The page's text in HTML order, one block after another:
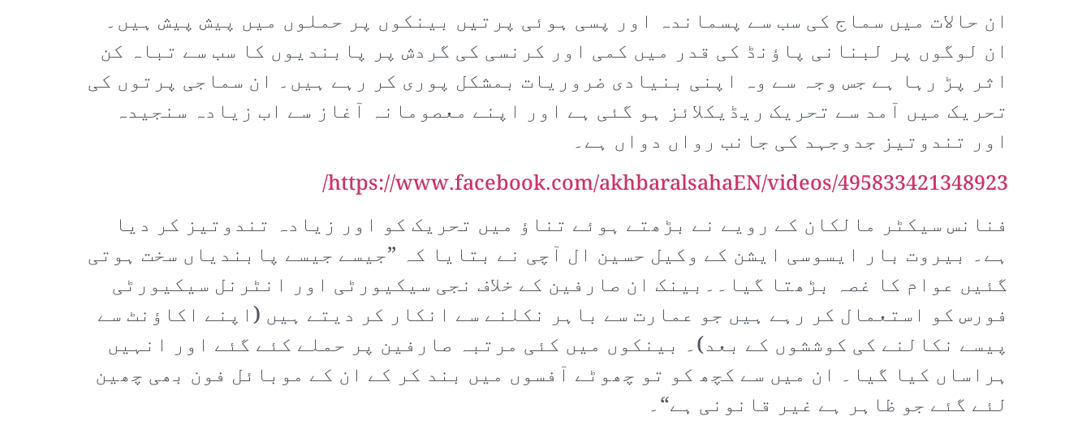
ان حالات میں سماج کی سب سے پسماندہ اور پسی ہوئی پرتیں بینکوں پر حملوں میں پیش پیش ہیں۔
ان لوگوں پر لبنانی پاؤنڈ کی قدر میں کمی اور کرنسی کی گردش پر پابندیوں کا سب سے تباہ کن
اثر پڑ رہا ہے جس وجہ سے وہ اپنی بنیادی ضروریات بمشکل پوری کر رہے ہیں۔ ان سماجی پرتوں کی
تحریک میں آمد سے تحریک ریڈیکلائز ہو گئی ہے اور اپنے معصومانہ آغاز سے اب زیادہ سنجیدہ
اور تندوتیز جدوجہد کی جانب رواں دواں ہے۔
https://www.facebook.com/akhbaralsahaEN/videos/495833421348923/
فنانس سیکٹر مالکان کے رویے نے بڑھتے ہوئے تناؤ میں تحریک کو اور زیادہ تندوتیز کر دیا
ہے۔ بیروت بار ایسوسی ایشن کے وکیل حسین ال آچی نے بتایا کہ ”جیسے جیسے پابندیاں سخت ہوتی
گئیں عوام کا غصہ بڑھتا گیا۔۔بینک ان صارفین کے خلاف نجی سیکیورٹی اور انٹرنل سیکیورٹی
فورس کو استعمال کر رہے ہیں جو عمارت سے باہر نکلنے سے انکار کر دیتے ہیں (اپنے اکاؤنٹ سے
پیسے نکالنے کی کوششوں کے بعد)۔ بینکوں میں کئی مرتبہ صارفین پر حملے کئے گئے اور انہیں
ہراساں کیا گیا۔ ان میں سے کچھ کو تو چھوٹے آفسوں میں بند کر کے ان کے موبائل فون بھی چھین
لئے گئے جو ظاہر ہے غیر قانونی ہے“۔